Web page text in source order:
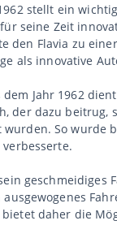
stellt ein
seine Zeit
den Flavia zu
als innovative
dem Jahr 1962
der dazu beitrug,
So wurde
bietet daher die